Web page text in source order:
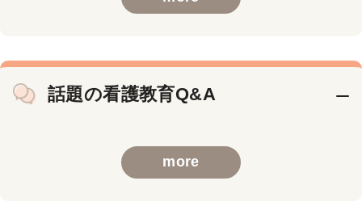
話題の看護教育Q&A
more